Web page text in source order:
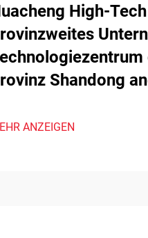
High-
Shandong
ANZEIGEN